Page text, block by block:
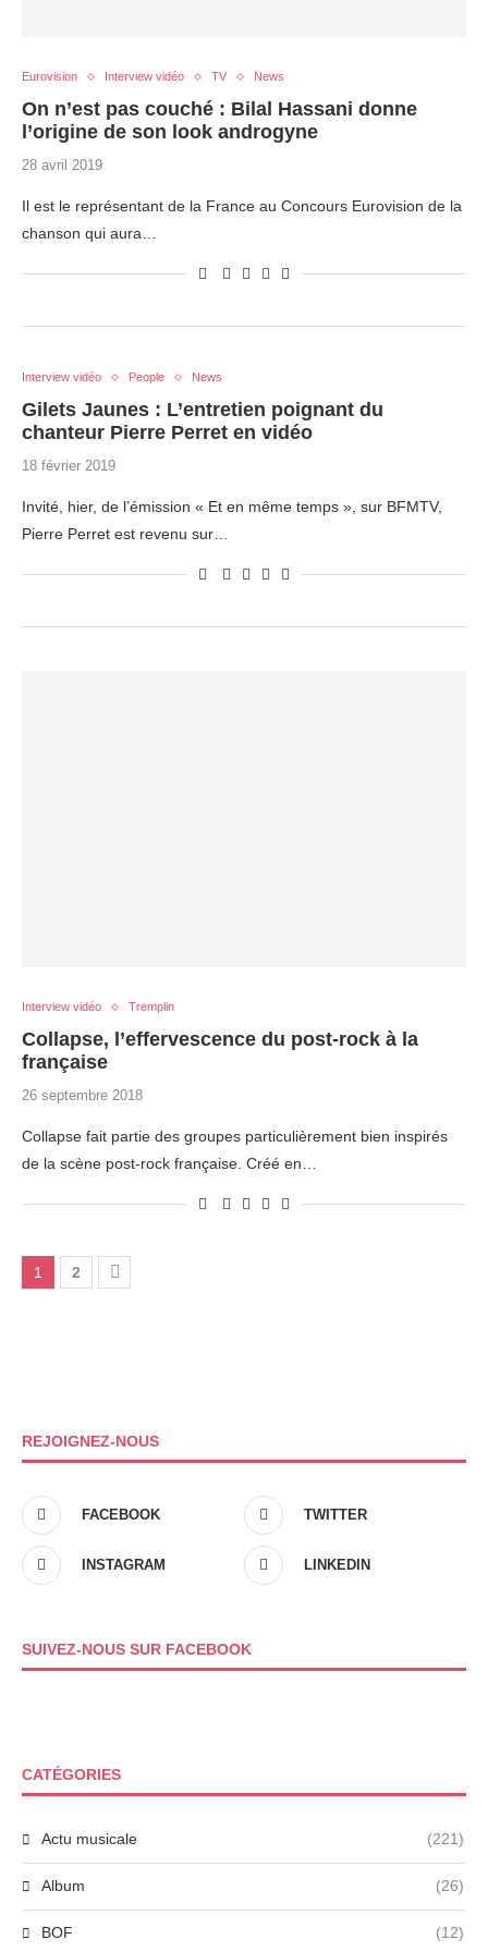
Eurovision Interview vidéo TV News
On n’est pas couché : Bilal Hassani donne
l’origine de son look androgyne
28 avril 2019
Il est le représentant de la France au Concours Eurovision de la
chanson qui aura…
Interview vidéo People News
Gilets Jaunes : L’entretien poignant du
chanteur Pierre Perret en vidéo
18 février 2019
Invité, hier, de l’émission « Et en même temps », sur BFMTV,
Pierre Perret est revenu sur…
Interview vidéo Tremplin
Collapse, l’effervescence du post-rock à la
française
26 septembre 2018
Collapse fait partie des groupes particulièrement bien inspirés
de la scène post-rock française. Créé en…
1 2
REJOIGNEZ-NOUS
FACEBOOK TWITTER
INSTAGRAM LINKEDIN
SUIVEZ-NOUS SUR FACEBOOK
CATÉGORIES
Actu musicale (221)
Album (26)
BOF (12)